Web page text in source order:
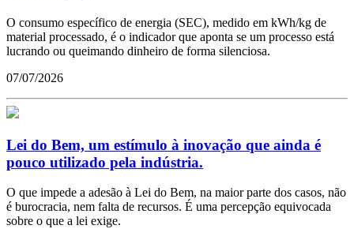
O consumo específico de energia (SEC), medido em kWh/kg de
material processado, é o indicador que aponta se um processo está
lucrando ou queimando dinheiro de forma silenciosa.
07/07/2026
Lei do Bem, um estímulo à inovação que ainda é
pouco utilizado pela indústria.
O que impede a adesão à Lei do Bem, na maior parte dos casos, não
é burocracia, nem falta de recursos. É uma percepção equivocada
sobre o que a lei exige.